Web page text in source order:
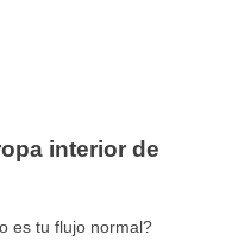
interior de
es tu flujo normal?